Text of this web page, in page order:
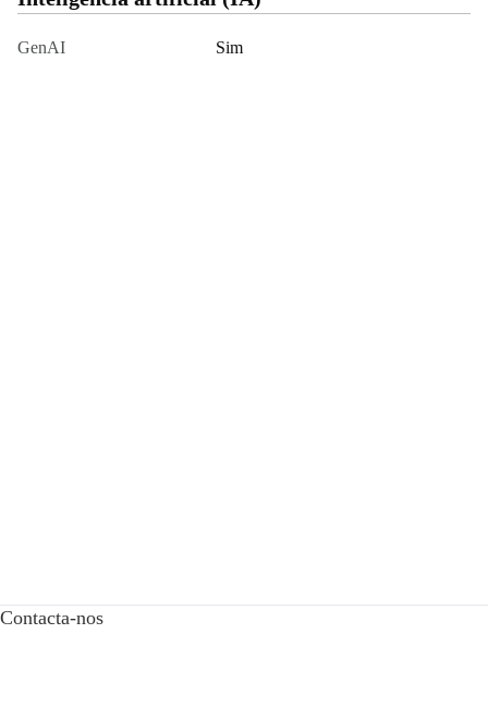
GenAI Sim
Contacta-nos